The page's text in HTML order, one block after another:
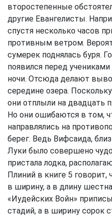
второстепенные
другие Евангелисты.
спустя несколько часов
противным ветром.
сумерек поднялась буря.
появился перед
ночи. Отсюда делают
середине озера.
они отплыли на двадцать
Но они ошибаются в том,
направлялись на
берег. Ведь Вифсаида,
Луки было совершено
пристала лодка,
Плиний в книге 5
в ширину, а в длину
«Иудейских Войн»
стадий, а в ширину сорок